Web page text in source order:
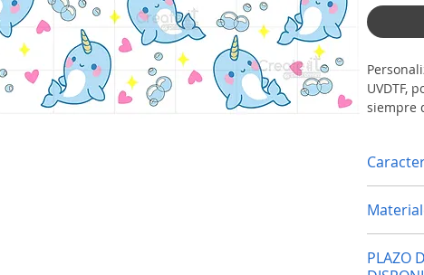
UVDTF,
siempre
Full
PLAZO